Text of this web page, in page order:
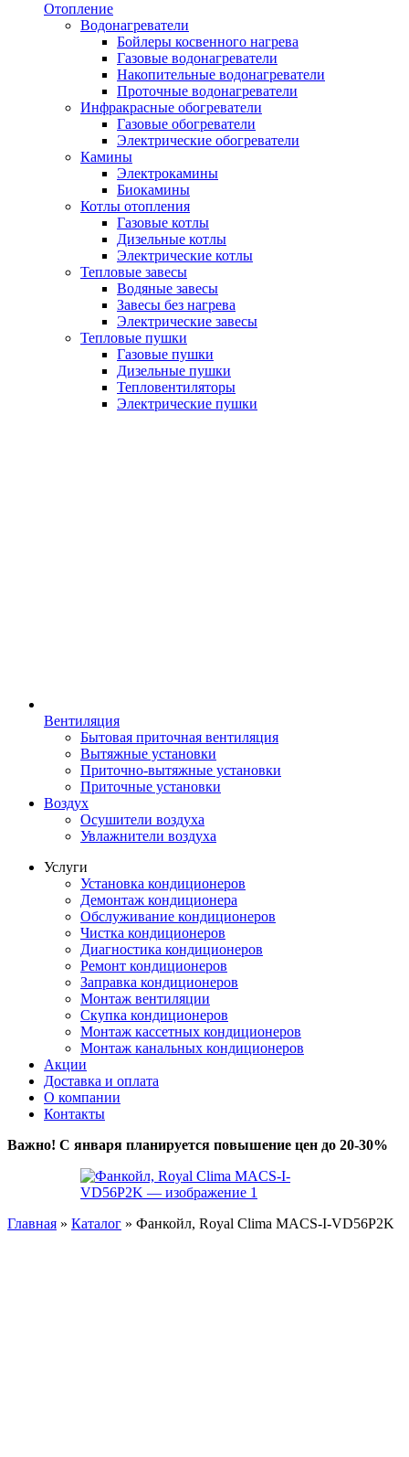
Отопление
Водонагреватели
Бойлеры косвенного нагрева
Газовые водонагреватели
Накопительные водонагреватели
Проточные водонагреватели
Инфракрасные обогреватели
Газовые обогреватели
Электрические обогреватели
Камины
Электрокамины
Биокамины
Котлы отопления
Газовые котлы
Дизельные котлы
Электрические котлы
Тепловые завесы
Водяные завесы
Завесы без нагрева
Электрические завесы
Тепловые пушки
Газовые пушки
Дизельные пушки
Тепловентиляторы
Электрические пушки
Вентиляция
Бытовая приточная вентиляция
Вытяжные установки
Приточно-вытяжные установки
Приточные установки
Воздух
Осушители воздуха
Увлажнители воздуха
Услуги
Установка кондиционеров
Демонтаж кондиционера
Обслуживание кондиционеров
Чистка кондиционеров
Диагностика кондиционеров
Ремонт кондиционеров
Заправка кондиционеров
Монтаж вентиляции
Скупка кондиционеров
Монтаж кассетных кондиционеров
Монтаж канальных кондиционеров
Акции
Доставка и оплата
О компании
Контакты
Важно! С января планируется повышение цен до 20-30%
Главная » Каталог » Фанкойл, Royal Clima MACS-I-VD56P2K